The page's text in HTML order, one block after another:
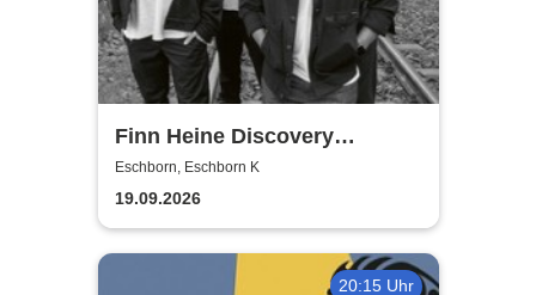
Finn Heine Discovery
Collective
Eschborn, Eschborn K
19.09.2026
20:15 Uhr